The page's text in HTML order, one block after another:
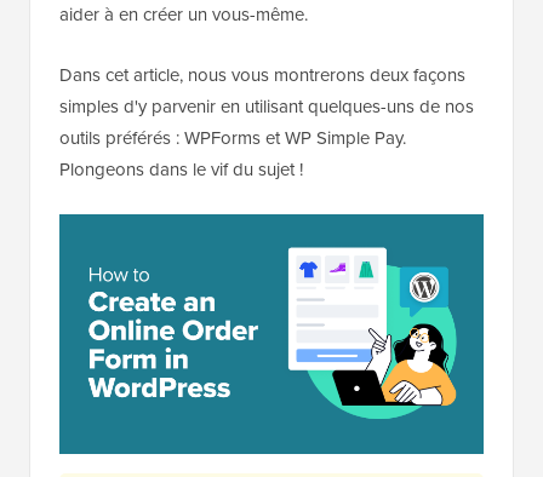
aider à en créer un vous-même.
Dans cet article, nous vous montrerons deux façons
simples d'y parvenir en utilisant quelques-uns de nos
outils préférés : WPForms et WP Simple Pay.
Plongeons dans le vif du sujet !